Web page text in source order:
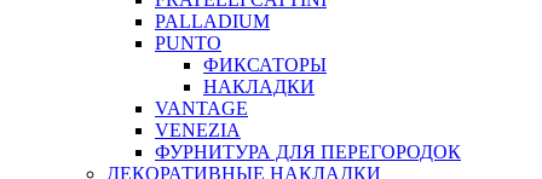
PALLADIUM
PUNTO
ФИКСАТОРЫ
НАКЛАДКИ
VANTAGE
VENEZIA
ФУРНИТУРА ДЛЯ ПЕРЕГОРОДОК
ДЕКОРАТИВНЫЕ НАКЛАДКИ